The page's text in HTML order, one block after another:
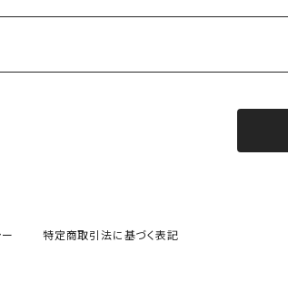
（日本人作家）
ル本人作家）
特定商取引法に基づく表記